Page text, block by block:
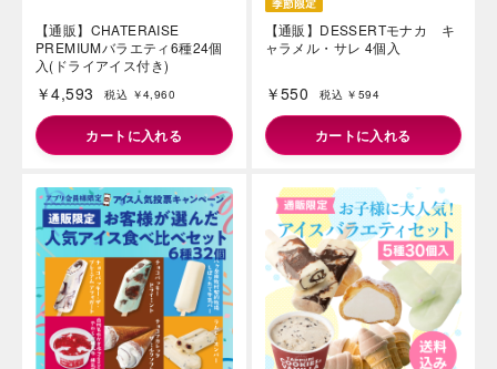
【通販】CHATERAISE
PREMIUMバラエティ6種24個
入(ドライアイス付き)
￥4,593 税込 ￥4,960
カートに入れる
【通販】DESSERTモナカ キ
ャラメル・サレ 4個入
￥550 税込 ￥594
カートに入れる